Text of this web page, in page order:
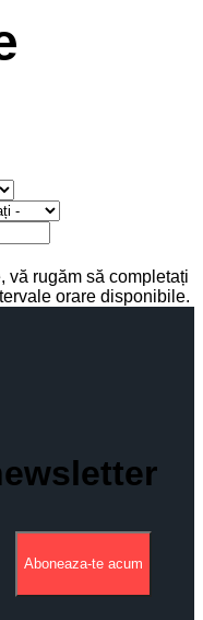
vă rugăm să completați
orare disponibile.
Aboneaza-te acum